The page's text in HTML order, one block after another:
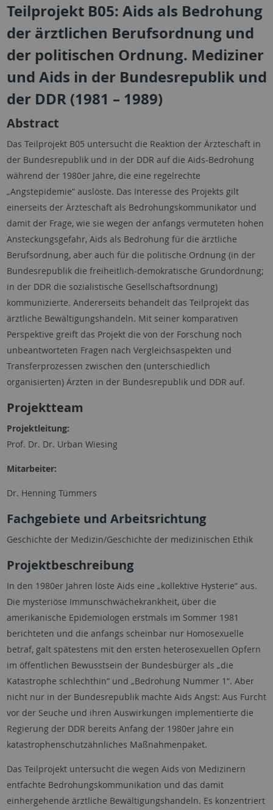
Teilprojekt B05: Aids als Bedrohung
der ärztlichen Berufsordnung und
der politischen Ordnung. Mediziner
und Aids in der Bundesrepublik und
der DDR (1981 – 1989)
Abstract
Das Teilprojekt B05 untersucht die Reaktion der Ärzteschaft in
der Bundesrepublik und in der DDR auf die Aids-Bedrohung
während der 1980er Jahre, die eine regelrechte
„Angstepidemie“ auslöste. Das Interesse des Projekts gilt
einerseits der Ärzteschaft als Bedrohungskommunikator und
damit der Frage, wie sie wegen der anfangs vermuteten hohen
Ansteckungsgefahr, Aids als Bedrohung für die ärztliche
Berufsordnung, aber auch für die politische Ordnung (in der
Bundesrepublik die freiheitlich-demokratische Grundordnung;
in der DDR die sozialistische Gesellschaftsordnung)
kommunizierte. Andererseits behandelt das Teilprojekt das
ärztliche Bewältigungshandeln. Mit seiner komparativen
Perspektive greift das Projekt die von der Forschung noch
unbeantworteten Fragen nach Vergleichsaspekten und
Transferprozessen zwischen den (unterschiedlich
organisierten) Ärzten in der Bundesrepublik und DDR auf.
Projektteam
Projektleitung:
Prof. Dr. Dr. Urban Wiesing
Mitarbeiter:
Dr. Henning Tümmers
Fachgebiete und Arbeitsrichtung
Geschichte der Medizin/Geschichte der medizinischen Ethik
Projektbeschreibung
In den 1980er Jahren löste Aids eine „kollektive Hysterie“ aus.
Die mysteriöse Immunschwächekrankheit, über die
amerikanische Epidemiologen erstmals im Sommer 1981
berichteten und die anfangs scheinbar nur Homosexuelle
betraf, galt spätestens mit den ersten heterosexuellen Opfern
im öffentlichen Bewusstsein der Bundesbürger als „die
Katastrophe schlechthin“ und „Bedrohung Nummer 1“. Aber
nicht nur in der Bundesrepublik machte Aids Angst: Aus Furcht
vor der Seuche und ihren Auswirkungen implementierte die
Regierung der DDR bereits Anfang der 1980er Jahre ein
katastrophenschutzähnliches Maßnahmenpaket.
Das Teilprojekt untersucht die wegen Aids von Medizinern
entfachte Bedrohungskommunikation und das damit
einhergehende ärztliche Bewältigungshandeln. Es konzentriert